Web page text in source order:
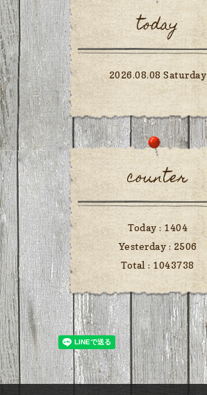
today
2026.08.08 Saturday
counter
Today : 1404
Yesterday : 2506
Total : 1043738